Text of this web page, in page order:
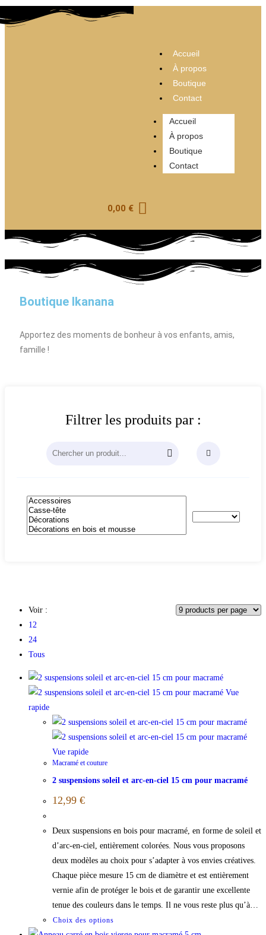
Accueil
À propos
Boutique
Contact
Accueil
À propos
Boutique
Contact
0,00 €
Boutique Ikanana
Apportez des moments de bonheur à vos enfants, amis,
famille !
Filtrer les produits par :
Voir :
12
24
Tous
Vue
rapide
Vue rapide
Macramé et couture
2 suspensions soleil et arc-en-ciel 15 cm pour macramé
12,99 €
Deux suspensions en bois pour macramé, en forme de soleil et
d’arc-en-ciel, entièrement colorées. Nous vous proposons
deux modèles au choix pour s’adapter à vos envies créatives.
Chaque pièce mesure 15 cm de diamètre et est entièrement
vernie afin de protéger le bois et de garantir une excellente
tenue des couleurs dans le temps. Il ne vous reste plus qu’à…
Choix des options